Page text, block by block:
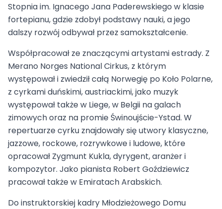
Stopnia im. Ignacego Jana Paderewskiego w klasie
fortepianu, gdzie zdobył podstawy nauki, a jego
dalszy rozwój odbywał przez samokształcenie.
Współpracował ze znaczącymi artystami estrady. Z
Merano Norges National Cirkus, z którym
występował i zwiedził całą Norwegię po Koło Polarne,
z cyrkami duńskimi, austriackimi, jako muzyk
występował także w Liege, w Belgii na galach
zimowych oraz na promie Świnoujście-Ystad. W
repertuarze cyrku znajdowały się utwory klasyczne,
jazzowe, rockowe, rozrywkowe i ludowe, które
opracował Zygmunt Kukla, dyrygent, aranżer i
kompozytor. Jako pianista Robert Goździewicz
pracował także w Emiratach Arabskich.
Do instruktorskiej kadry Młodzieżowego Domu